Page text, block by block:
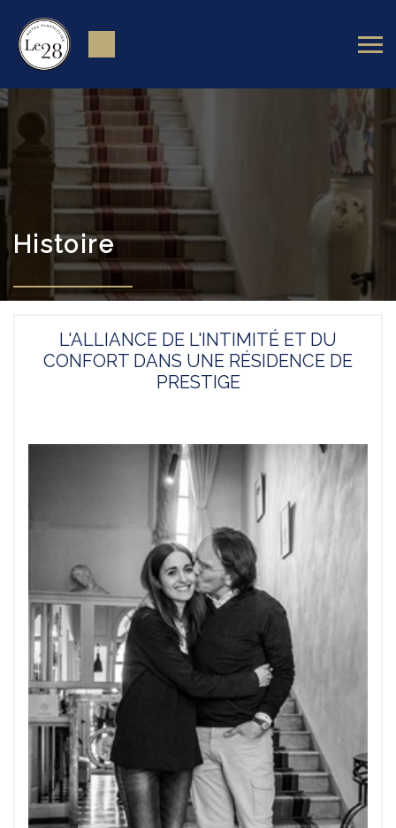
Histoire
L'ALLIANCE DE L'INTIMITÉ ET DU
CONFORT DANS UNE RÉSIDENCE DE
PRESTIGE